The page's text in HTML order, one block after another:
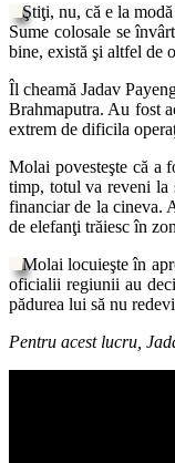
Ştiţi, nu, că e la
Sume colosale se
bine, există şi altfel de
Îl cheamă Jadav
Brahmaputra. Au fost
extrem de dificila
Molai povesteşte că a
timp, totul va reveni la
financiar de la cineva.
de elefanţi trăiesc în
Molai locuieşte în
oficialii regiunii au
pădurea lui să nu
Pentru acest lucru,